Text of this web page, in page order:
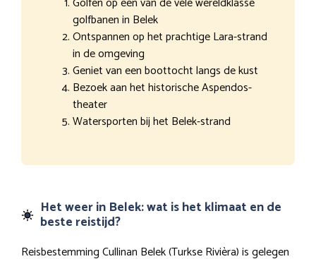
golfbanen in Belek
Ontspannen op het prachtige Lara-strand
in de omgeving
Geniet van een boottocht langs de kust
Bezoek aan het historische Aspendos-
theater
Watersporten bij het Belek-strand
Het weer in Belek: wat is het klimaat en de
beste reistijd?
Reisbestemming Cullinan Belek (Turkse Rivièra) is gelegen